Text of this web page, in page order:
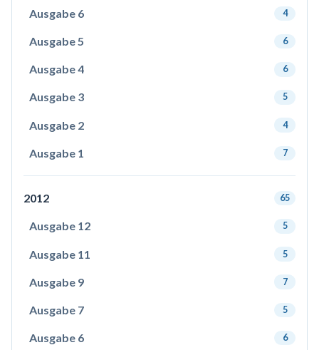
Ausgabe 6 4
Ausgabe 5 6
Ausgabe 4 6
Ausgabe 3 5
Ausgabe 2 4
Ausgabe 1 7
2012 65
Ausgabe 12 5
Ausgabe 11 5
Ausgabe 9 7
Ausgabe 7 5
Ausgabe 6 6